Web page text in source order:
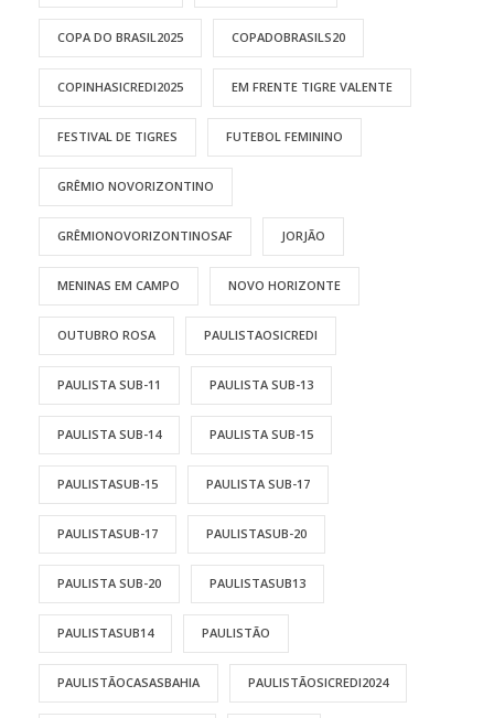
COPA DO BRASIL2025 COPADOBRASILS20
COPINHASICREDI2025 EM FRENTE TIGRE VALENTE
FESTIVAL DE TIGRES FUTEBOL FEMININO
GRÊMIO NOVORIZONTINO
GRÊMIONOVORIZONTINOSAF JORJÃO
MENINAS EM CAMPO NOVO HORIZONTE
OUTUBRO ROSA PAULISTAOSICREDI
PAULISTA SUB-11 PAULISTA SUB-13
PAULISTA SUB-14 PAULISTA SUB-15
PAULISTASUB-15 PAULISTA SUB-17
PAULISTASUB-17 PAULISTASUB-20
PAULISTA SUB-20 PAULISTASUB13
PAULISTASUB14 PAULISTÃO
PAULISTÃOCASASBAHIA PAULISTÃOSICREDI2024